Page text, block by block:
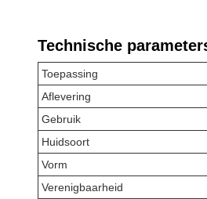
Technische
Toepassing
Aflevering
Gebruik
Huidsoort
Vorm
Verenigbaarheid